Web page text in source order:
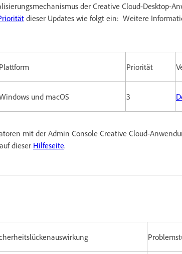
der Creative Cloud-Desktop-
dieser Updates wie folgt ein: Weitere
Plattform Priorität
und macOS 3
mit der Admin Console Creative Cloud-
dieser Hilfeseite.